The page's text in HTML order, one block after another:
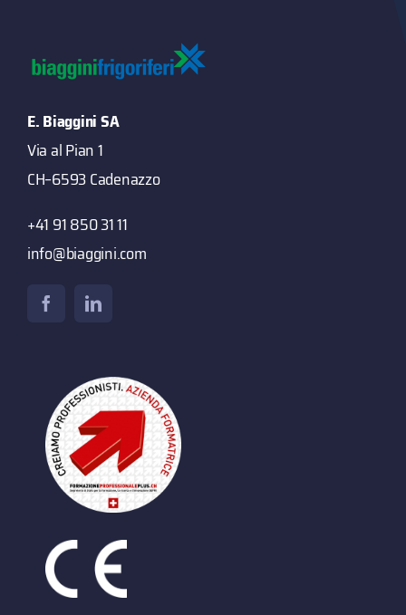
E. Biaggini SA
Via al Pian 1
CH–6593 Cadenazzo
+41 91 850 31 11
info@biaggini.com